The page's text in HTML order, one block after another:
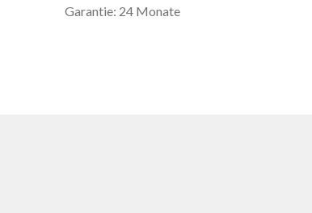
Garantie: 24 Monate